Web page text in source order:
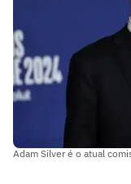
Adam Silver é o atual